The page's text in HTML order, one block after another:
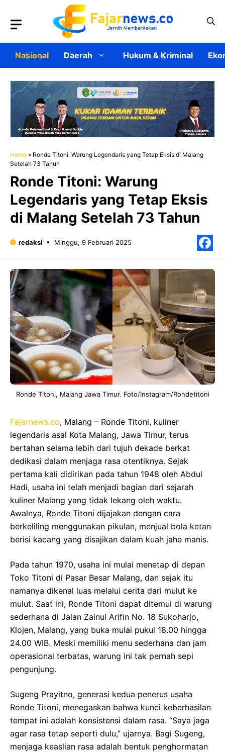
Nasional Daerah Hukum & Kriminal
Home » Ronde Titoni: Warung Legendaris yang Tetap Eksis di Malang
Setelah 73 Tahun
Ronde Titoni: Warung
Legendaris yang Tetap Eksis
di Malang Setelah 73 Tahun
redaksi Minggu, 9 Februari 2025
Ronde Titoni, Malang Jawa Timur. Foto/Instagram/Rondetitoni
Fajarnews.co, Malang – Ronde Titoni, kuliner
legendaris asal Kota Malang, Jawa Timur, terus
bertahan selama lebih dari tujuh dekade berkat
dedikasi dalam menjaga rasa otentiknya. Sejak
pertama kali didirikan pada tahun 1948 oleh Abdul
Hadi, usaha ini telah menjadi bagian dari sejarah
kuliner Malang yang tidak lekang oleh waktu.
Awalnya, Ronde Titoni dijajakan dengan cara
berkeliling menggunakan pikulan, menjual bola ketan
berisi kacang yang disajikan dalam kuah jahe manis.
Pada tahun 1970, usaha ini mulai menetap di depan
Toko Titoni di Pasar Besar Malang, dan sejak itu
namanya dikenal luas melalui cerita dari mulut ke
mulut. Saat ini, Ronde Titoni dapat ditemui di warung
sederhana di Jalan Zainul Arifin No. 18 Sukoharjo,
Klojen, Malang, yang buka mulai pukul 18.00 hingga
24.00 WIB. Meski memiliki menu sederhana dan jam
operasional terbatas, warung ini tak pernah sepi
pengunjung.
Sugeng Prayitno, generasi kedua penerus usaha
Ronde Titoni, menegaskan bahwa kunci keberhasilan
tempat ini adalah konsistensi dalam rasa. “Saya jaga
agar rasa tetap seperti dulu,” ujarnya. Bagi Sugeng,
menjaga keaslian rasa adalah bentuk penghormatan